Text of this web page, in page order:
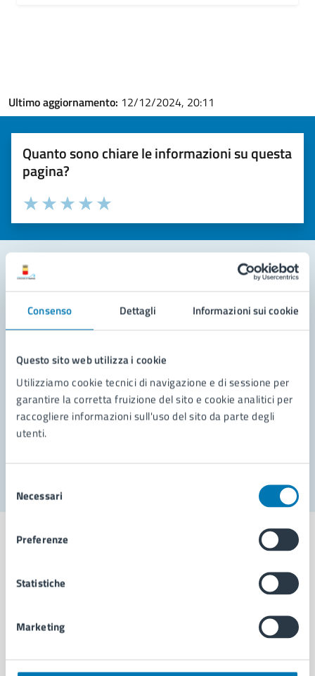
Consenso Dettagli Informazioni sui cookie
Questo sito web utilizza i cookie
Utilizziamo cookie tecnici di navigazione e di sessione per
garantire la corretta fruizione del sito e cookie analitici per
raccogliere informazioni sull'uso del sito da parte degli
utenti.
delNecessari
Preferenze
Statistiche
Marketing
Ultimo aggiornamento: 12/12/2024, 20:11
Quanto sono chiare le informazioni su questa
pagina?
Valuta la chiarezza delle informazioni (da 1 a 5 stelle)
Seleziona il numero di stelle per valutare la chiarezza delle
Valuta 5 stelle su 5
Valuta 4 stelle su 5
Valuta 3 stelle su 5
Valuta 2 stelle su 5
Valuta 1 stelle su 5
Leggi le domande frequenti
Richiedi assistenza
Prenota appuntamento
Problemi in città
Comune di Napoli
AMMINISTRAZIONE
Organi di governo